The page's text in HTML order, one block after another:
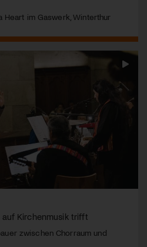
Heart im Gaswerk, Winterthur
Kirchenmusik trifft
zwischen Chorraum und